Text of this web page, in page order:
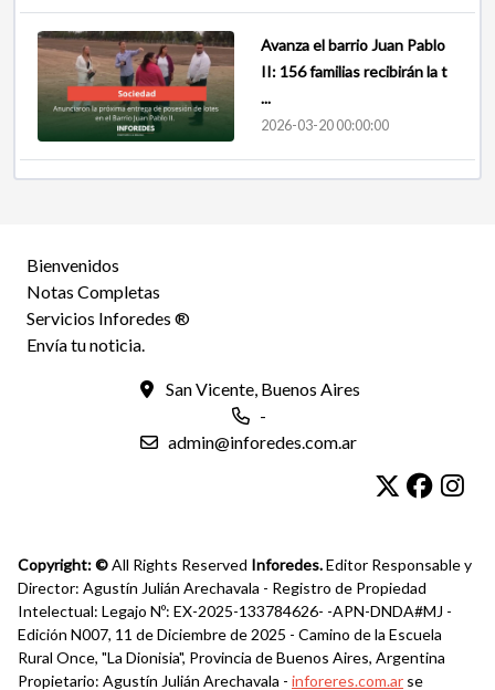
Avanza el barrio Juan Pablo
II: 156 familias recibirán la t
...
2026-03-20 00:00:00
Bienvenidos
Notas Completas
Servicios Inforedes ®
Envía tu noticia.
San Vicente, Buenos Aires
-
admin@inforedes.com.ar
Copyright: ©All Rights Reserved Inforedes.Editor Responsable y
Director: Agustín Julián Arechavala - Registro de Propiedad
Intelectual: Legajo Nº: EX-2025-133784626- -APN-DNDA#MJ -
Edición N007, 11 de Diciembre de 2025 - Camino de la Escuela
Rural Once, "La Dionisia", Provincia de Buenos Aires, Argentina
Propietario: Agustín Julián Arechavala - inforeres.com.ar se